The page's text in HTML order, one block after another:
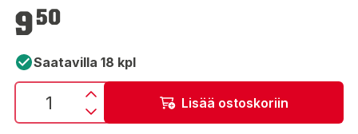
9,50 €
950
Saatavilla 18 kpl
Lisää ostoskoriin